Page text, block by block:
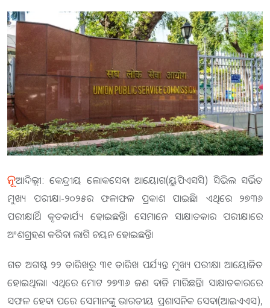
ନୂଆଦିଲ୍ଲୀ: କେନ୍ଦ୍ରୀୟ ଲୋକସେବା ଆୟୋଗ(ୟୁପିଏସସି) ସିଭିଲ ସର୍ଭିତ
ମୁଖ୍ୟ ପରୀକ୍ଷା-୨୦୨୫ର ଫଳାଫଳ ପ୍ରକାଶ ପାଇଛି। ଏଥିରେ ୨୭୩୬
ପରୀକ୍ଷାର୍ଥି କୃତକାର୍ଯ୍ୟ ହୋଇଛନ୍ତି। ସେମାନେ ସାକ୍ଷାତକାର ପରୀକ୍ଷାରେ
ଅଂଶଗ୍ରହଣ କରିବା ଲାଗି ଚୟନ ହୋଇଛନ୍ତି।
ଗତ ଅଗଷ୍ଟ ୨୨ ତାରିଖରୁ ୩୧ ତାରିଖ ପର୍ଯ୍ୟନ୍ତ ମୁଖ୍ୟ ପରୀକ୍ଷା ଆୟୋଜିତ
ହୋଇଥିଲା। ଏଥିରେ ମୋଟ ୨୭୩୬ ଜଣ ବାଜି ମାରିଛନ୍ତି। ସାକ୍ଷାତକାରରେ
ସଫଳ ହେବା ପରେ ସେମାନଙ୍କୁ ଭାରତୀୟ ପ୍ରଶାସନିକ ସେବା(ଆଇଏଏସ),